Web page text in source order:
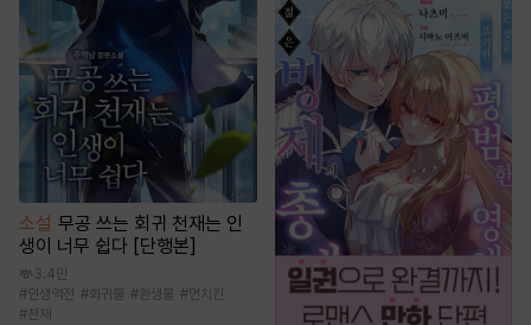
소설 무공 쓰는 회귀 천재는 인
생이 너무 쉽다 [단행본]
3.4만
#인생역전 #회귀물 # 환생물 #먼치킨
#천재